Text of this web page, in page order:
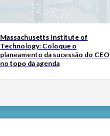
Massachusetts Institute of
Technology: Coloque o
planeamento da sucessão do CEO
no topo da agenda